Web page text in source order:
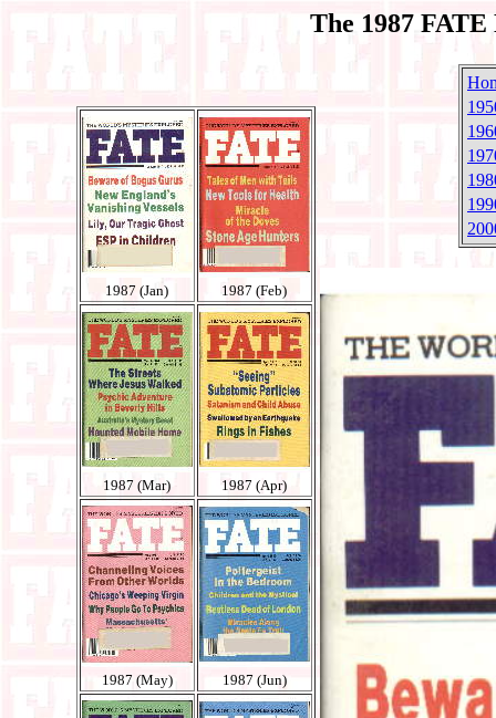
The 1987
1987 (Jan) 1987 (Feb)
1987 (Mar) 1987 (Apr)
1987 (May) 1987 (Jun)